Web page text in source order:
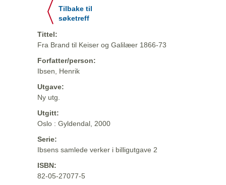
Tilbake til
søketreff
Tittel:
Fra Brand til Keiser og Galilæer 1866-73
Forfatter/person:
Ibsen, Henrik
Utgave:
Ny utg.
Utgitt:
Oslo : Gyldendal, 2000
Serie:
Ibsens samlede verker i billigutgave 2
ISBN:
82-05-27077-5